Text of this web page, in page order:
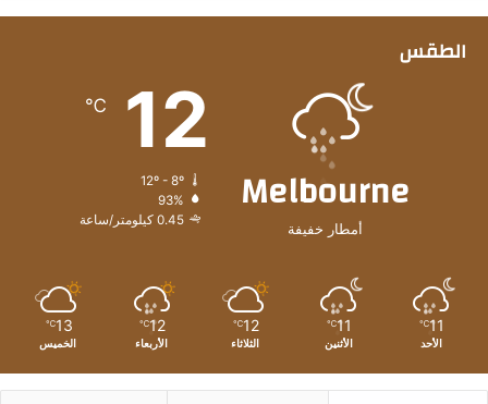
الطقس
Melbourne
أمطار خفيفة
12
℃
12º - 8º
93%
0.45 كيلومتر/ساعة
11
℃
الأحد
11
℃
الأثنين
12
℃
الثلاثاء
12
℃
الأربعاء
13
℃
الخميس